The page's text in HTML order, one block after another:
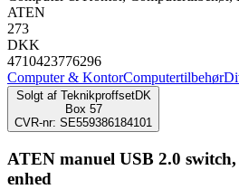
ATEN
273
DKK
4710423776296
Computer & KontorComputertilbehør
Solgt af TeknikproffsetDK
Box 57
CVR-nr: SE559386184101
ATEN manuel USB 2.0
enhed